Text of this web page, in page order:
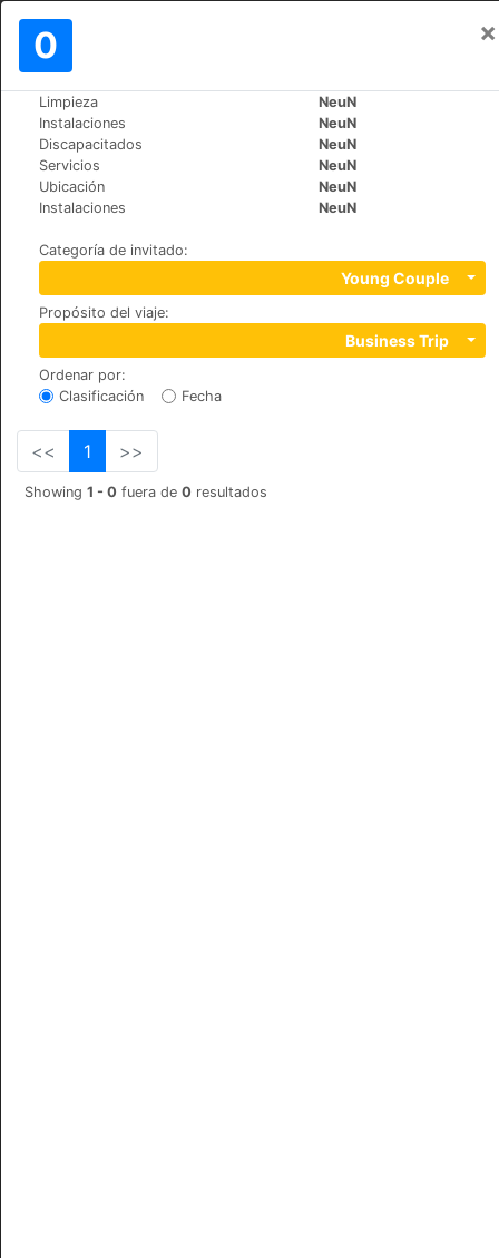
0 ×
Limpieza
NeuN
Instalaciones
NeuN
Discapacitados
NeuN
Servicios
NeuN
Ubicación
NeuN
Instalaciones
NeuN
Categoría de invitado:
Young Couple
Propósito del viaje:
Business Trip
Ordenar por:
Clasificación
Fecha
<< 1 >>
Showing 1 - 0 fuera de 0 resultados
Mundo>Turkey
Dere Suites Cappadocia
Dereler Mah. No:49, 50400